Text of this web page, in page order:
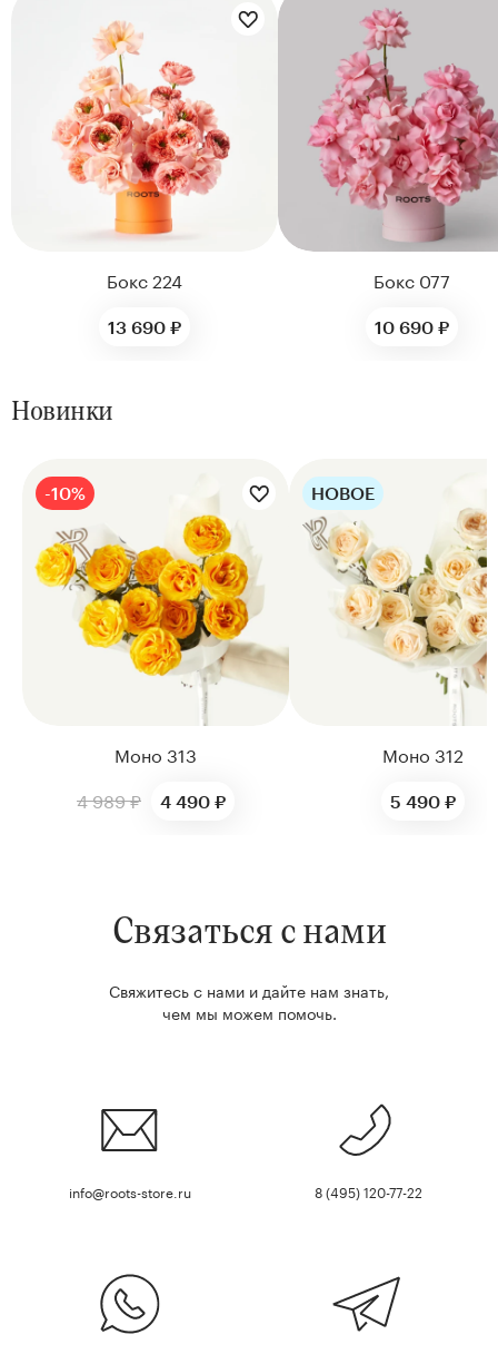
Цветы букета:
Бокс 224
13 690 ₽
Цветы букета:
Бокс 077
10 690 ₽
Новинки
-10%
Моно 313
4 989 ₽
4 490 ₽
Цветы букета:
НОВОЕ
Моно 312
5 490 ₽
Связаться с нами
Свяжитесь с нами и дайте нам знать,
чем мы можем помочь.
info@roots-store.ru 8 (495) 120-77-22